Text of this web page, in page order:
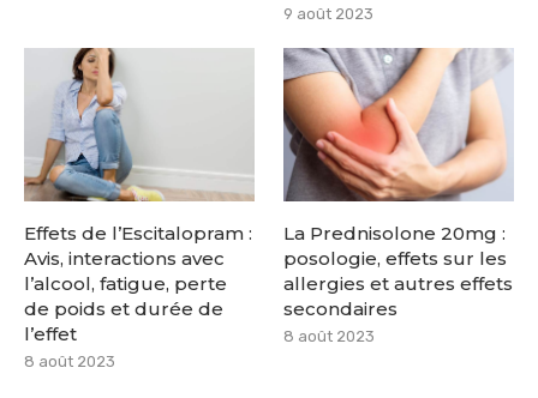
9 août 2023
Effets de l’Escitalopram :
Avis, interactions avec
l’alcool, fatigue, perte
de poids et durée de
l’effet
8 août 2023
La Prednisolone 20mg :
posologie, effets sur les
allergies et autres effets
secondaires
8 août 2023